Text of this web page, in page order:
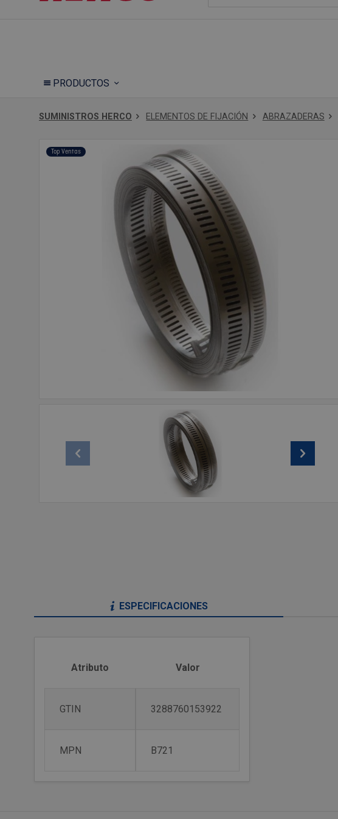
PRODUCTOS
SUMINISTROS HERCO ELEMENTOS DE FIJACIÓN ABRAZADERAS
Top Ventas
ESPECIFICACIONES
Atributo Valor
GTIN 3288760153922
MPN B721